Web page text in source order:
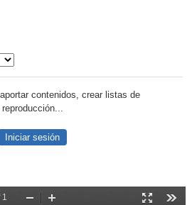
contenidos, crear listas de
reproducción...
Iniciar sesión